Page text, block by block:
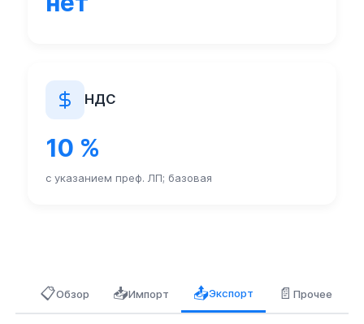
НДС
10 %
с указанием преф. ЛП; базовая
📋Обзор 📥Импорт 📤Экспорт 📄Прочее